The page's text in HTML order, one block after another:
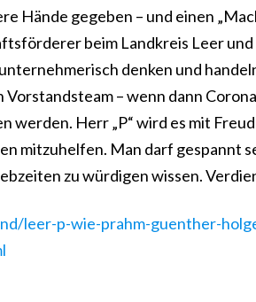
Hände gegeben – und einen
beim Landkreis Leer
denken und
Vorstandsteam – wenn dann
werden. Herr „P“ wird es mit
mitzuhelfen. Man darf gespannt
zu würdigen wissen.
leer-p-wie-prahm-guenther-